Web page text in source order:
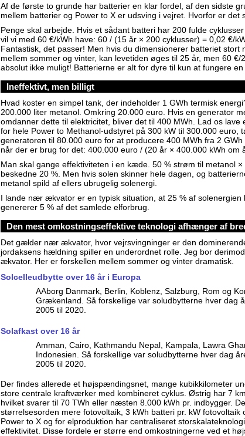
Af de første to grunde har batterier en klar fordel, af den sidste
mellem batterier og Power to X er udsving i vejret. Hvorfor er det
Penge skal arbejde. Hvis et sådant batteri har 200 fulde
vil vi med 60 €/kWh have: 60 / (15 år × 200 cyklusser) = 0,02 €/
Fantastisk, det passer! Men hvis du dimensionerer batteriet stort
mellem sommer og vinter, kan levetiden øges til 25 år, men 60 €/
absolut ikke muligt! Batterierne er alt for dyre til kun at fungere en
Ineffektivt, men billigt
Hvad koster en simpel tank, der indeholder 1 GWh termisk
200.000 liter metanol. Omkring 20.000 euro. Hvis en generator
omdanner dette til elektricitet, bliver det til 400 MWh. Lad os lave
for hele Power to Methanol-udstyret på 300 kW til 300.000 euro,
generatoren til 80.000 euro for at producere 400 MWh fra 2 GWh
når der er brug for det: 400.000 euro / (20 år × 400.000 kWh om
Man skal gange effektiviteten i en kæde. 50 % strøm til metanol
beskedne 20 %. Men hvis solen skinner hele dagen, og
metanol spild af ellers ubrugelig solenergi.
I lande nær ækvator er en typisk situation, at 25 % af solenergien
genererer 5 % af det samlede elforbrug.
Den mest omkostningseffektive teknologi afhænger af
Det gælder nær ækvator, hvor vejrsvingninger er den
jordaksens hældning spiller en underordnet rolle. Jeg bor
ækvator. Her er forskellen mellem sommer og vinter dramatisk.
Solcelleudbytte over 16 år i Europa
AAborg Danmark, Berlin, Koblenz, Salzburg, Rom og
Grækenland. Så forskellige var soludbytterne hver dag
2005 til 2020.
Solafkast over 16 år
Amman, Cairo, Kathmandu Nepal, Kampala, Lawra
Indonesien. Så forskellige var soludbytterne hver dag
2005 til 2020.
Der findes allerede et højspændingsnet, mange kubikkilometer
store centrale kraftværker med kombineret cyklus. Østrig har 7
hvilket svarer til 70 TWh eller næsten 8.000 kWh pr. indbygger.
størrelsesorden mere fotovoltaik, 3 kWh batteri pr. kW fotovoltaik
Power to X og for elproduktion har centraliseret
effektivitet. Disse fordele er større end omkostningerne ved et